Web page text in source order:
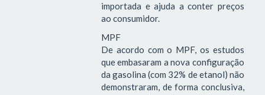
importada e ajuda a conter preços
ao consumidor.
MPF
De acordo com o MPF, os estudos
que embasaram a nova configuração
da gasolina (com 32% de etanol) não
demonstraram, de forma conclusiva,